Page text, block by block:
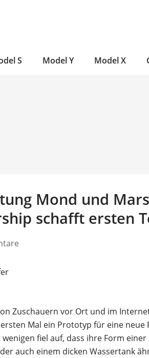
S Model Y Model X
Mond und
schafft ersten
Zuschauern vor Ort und im
Mal ein Prototyp für eine neue
fiel auf, dass ihre Form einer
auch einem dicken Wassertank